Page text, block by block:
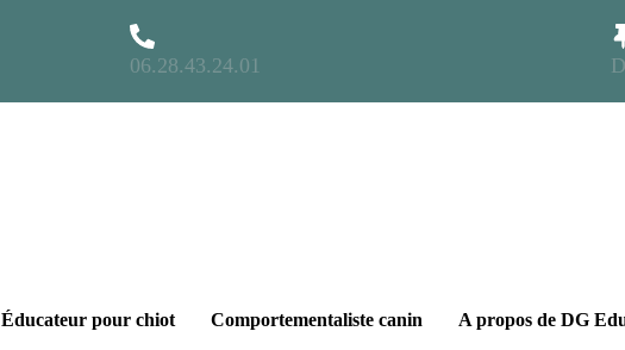
06.28.43.24.01
Éducateur pour chiot Comportementaliste canin A propos de DG